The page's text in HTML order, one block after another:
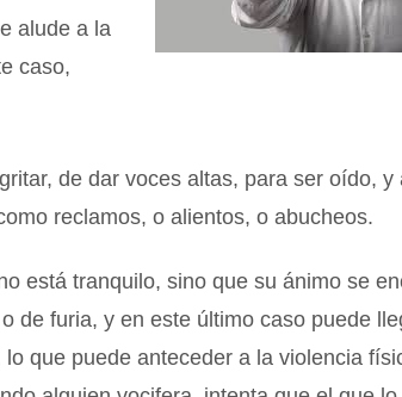
alude a la
caso,
de dar voces altas, para ser oído, y
reclamos, o alientos, o abucheos.
está tranquilo, sino que su ánimo se
de furia, y en este último caso puede
que puede anteceder a la violencia